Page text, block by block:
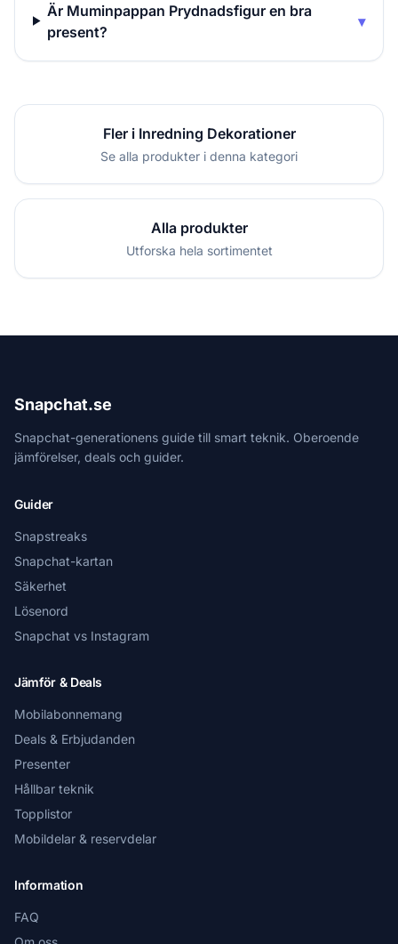
Är Muminpappan Prydnadsfigur en bra
present?
▾
Fler i Inredning Dekorationer
Se alla produkter i denna kategori
Alla produkter
Utforska hela sortimentet
Snapchat.se
Snapchat-generationens guide till smart teknik. Oberoende
jämförelser, deals och guider.
Guider
Snapstreaks
Snapchat-kartan
Säkerhet
Lösenord
Snapchat vs Instagram
Jämför & Deals
Mobilabonnemang
Deals & Erbjudanden
Presenter
Hållbar teknik
Topplistor
Mobildelar & reservdelar
Information
FAQ